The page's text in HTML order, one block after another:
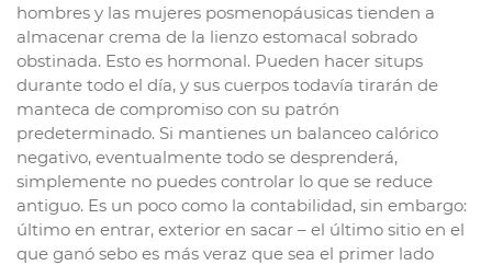
hombres y las mujeres posmenopáusicas tienden a
almacenar crema de la lienzo estomacal sobrado
obstinada. Esto es hormonal. Pueden hacer situps
durante todo el día, y sus cuerpos todavía tirarán de
manteca de compromiso con su patrón
predeterminado. Si mantienes un balanceo calórico
negativo, eventualmente todo se desprenderá,
simplemente no puedes controlar lo que se reduce
antiguo. Es un poco como la contabilidad, sin embargo:
último en entrar, exterior en sacar – el último sitio en el
que ganó sebo es más veraz que sea el primer lado